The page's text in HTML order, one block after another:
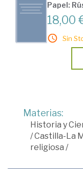
Papel:
18,00
Sin
Materias:
Historia y
/Castilla-La
religiosa /